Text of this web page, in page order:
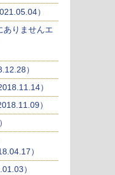
）
ありませんエ
）
）
）
）
）